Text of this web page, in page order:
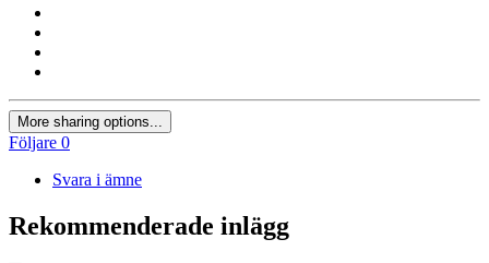
More sharing options...
Följare 0
Svara i ämne
Rekommenderade inlägg